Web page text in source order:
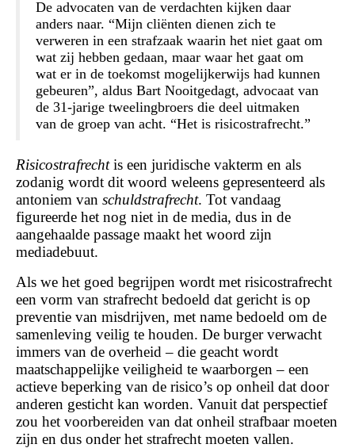
De advocaten van de verdachten kijken daar
anders naar. “Mijn cliënten dienen zich te
verweren in een strafzaak waarin het niet gaat om
wat zij hebben gedaan, maar waar het gaat om
wat er in de toekomst mogelijkerwijs had kunnen
gebeuren”, aldus Bart Nooitgedagt, advocaat van
de 31-jarige tweelingbroers die deel uitmaken
van de groep van acht. “Het is risicostrafrecht.”
Risicostrafrechtis een juridische vakterm en als
zodanig wordt dit woord weleens gepresenteerd als
antoniem van schuldstrafrecht. Tot vandaag
figureerde het nog niet in de media, dus in de
aangehaalde passage maakt het woord zijn
mediadebuut.
Als we het goed begrijpen wordt met risicostrafrecht
een vorm van strafrecht bedoeld dat gericht is op
preventie van misdrijven, met name bedoeld om de
samenleving veilig te houden. De burger verwacht
immers van de overheid – die geacht wordt
maatschappelijke veiligheid te waarborgen – een
actieve beperking van de risico’s op onheil dat door
anderen gesticht kan worden. Vanuit dat perspectief
zou het voorbereiden van dat onheil strafbaar moeten
zijn en dus onder het strafrecht moeten vallen.